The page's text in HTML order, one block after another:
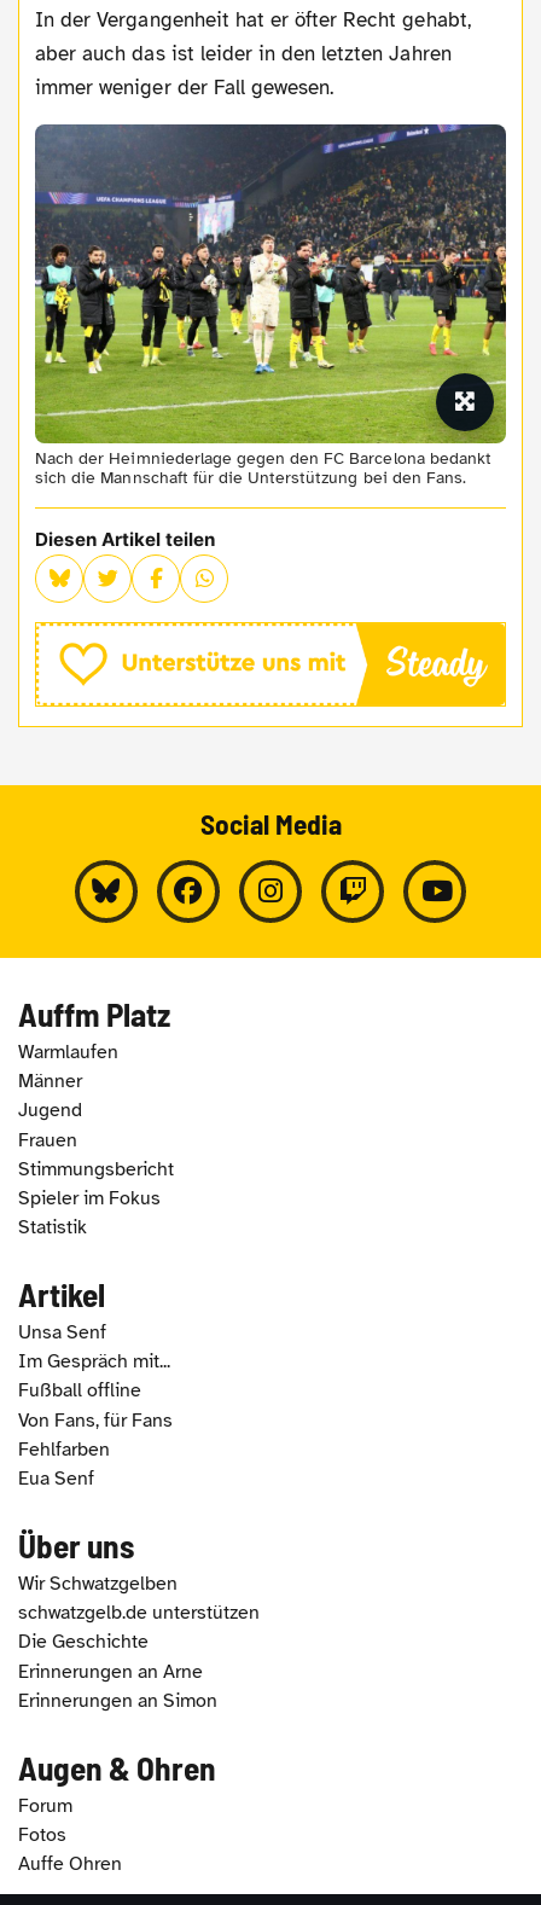
In der Vergangenheit hat er öfter Recht gehabt,
aber auch das ist leider in den letzten Jahren
immer weniger der Fall gewesen.
Nach der Heimniederlage gegen den FC Barcelona bedankt
sich die Mannschaft für die Unterstützung bei den Fans.
Diesen Artikel teilen
Social Media
Auffm Platz
Warmlaufen
Männer
Jugend
Frauen
Stimmungsbericht
Spieler im Fokus
Statistik
Artikel
Unsa Senf
Im Gespräch mit...
Fußball offline
Von Fans, für Fans
Fehlfarben
Eua Senf
Über uns
Wir Schwatzgelben
schwatzgelb.de unterstützen
Die Geschichte
Erinnerungen an Arne
Erinnerungen an Simon
Augen & Ohren
Forum
Fotos
Auffe Ohren